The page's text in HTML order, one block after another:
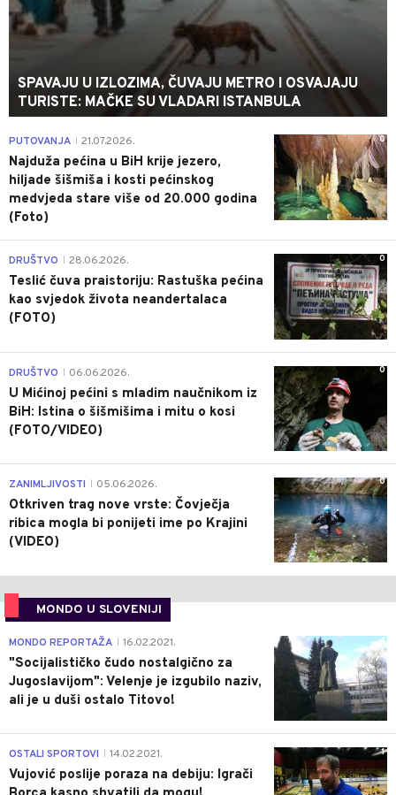
SPAVAJU U IZLOZIMA, ČUVAJU METRO I OSVAJAJU
TURISTE: MAČKE SU VLADARI ISTANBULA
0
PUTOVANJA 21.07.2026.
Najduža pećina u BiH krije jezero,
hiljade šišmiša i kosti pećinskog
medvjeda stare više od 20.000 godina
(Foto)
0
DRUŠTVO 28.06.2026.
Teslić čuva praistoriju: Rastuška pećina
kao svjedok života neandertalaca
(FOTO)
0
DRUŠTVO 06.06.2026.
U Mićinoj pećini s mladim naučnikom iz
BiH: Istina o šišmišima i mitu o kosi
(FOTO/VIDEO)
0
ZANIMLJIVOSTI 05.06.2026.
Otkriven trag nove vrste: Čovječja
ribica mogla bi ponijeti ime po Krajini
(VIDEO)
MONDO U SLOVENIJI
4
MONDO REPORTAŽA 16.02.2021.
"Socijalističko čudo nostalgično za
Jugoslavijom": Velenje je izgubilo naziv,
ali je u duši ostalo Titovo!
1
OSTALI SPORTOVI 14.02.2021.
Vujović poslije poraza na debiju: Igrači